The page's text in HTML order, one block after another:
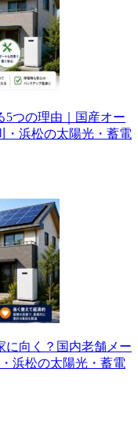
5つの理由｜国産オー
・浜松の太陽光・蓄電
に向く？国内老舗メー
浜松の太陽光・蓄電